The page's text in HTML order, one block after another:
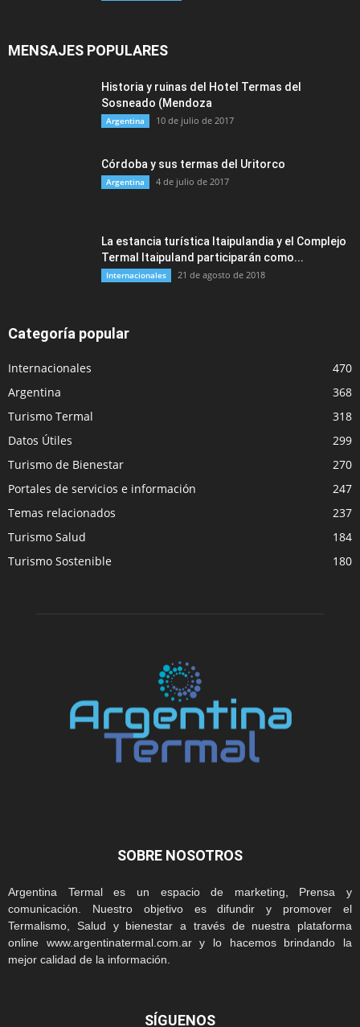
MENSAJES POPULARES
Historia y ruinas del Hotel Termas del
Sosneado (Mendoza
Argentina 10 de julio de 2017
Córdoba y sus termas del Uritorco
Argentina 4 de julio de 2017
La estancia turística Itaipulandia y el Complejo
Termal Itaipuland participarán como...
Internacionales 21 de agosto de 2018
Categoría popular
Internacionales
470
Argentina
368
Turismo Termal
318
Datos Útiles
299
Turismo de Bienestar
270
Portales de servicios e información
247
Temas relacionados
237
Turismo Salud
184
Turismo Sostenible
180
SOBRE NOSOTROS
Argentina Termal es un espacio de marketing, Prensa y
comunicación. Nuestro objetivo es difundir y promover el
Termalismo, Salud y bienestar a través de nuestra plataforma
online www.argentinatermal.com.ar y lo hacemos brindando la
mejor calidad de la información.
SÍGUENOS